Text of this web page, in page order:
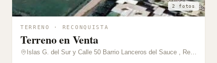
2 fotos
TERRENO · RECONQUISTA
Terreno en Venta
Islas G. del Sur y Calle 50 Barrio Lanceros del Sauce , Reconquista, Santa Fe